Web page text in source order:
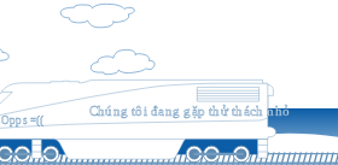
Opps =((
Chúng tôi đang gặp thử thách nhỏ